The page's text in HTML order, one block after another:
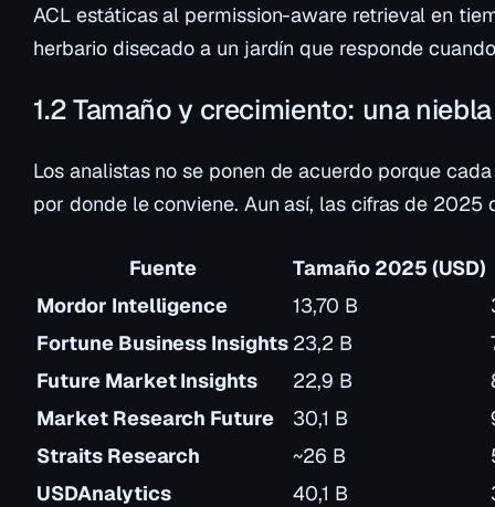
ACL estáticas al permission-aware retrieval en
herbario disecado a un jardín que responde
1.2 Tamaño y crecimiento: una
Los analistas no se ponen de acuerdo porque
por donde le conviene. Aun así, las cifras de 2025
Fuente
Tamaño 2025 (USD)
Mordor Intelligence
13,70 B
Fortune Business Insights 23,2 B
Future Market Insights
22,9 B
Market Research Future
30,1 B
Straits Research
~26 B
USDAnalytics
40,1 B